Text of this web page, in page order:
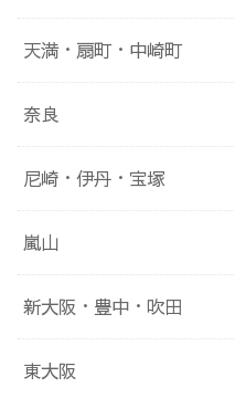
天満・扇町・中崎町
奈良
尼崎・伊丹・宝塚
嵐山
新大阪・豊中・吹田
東大阪